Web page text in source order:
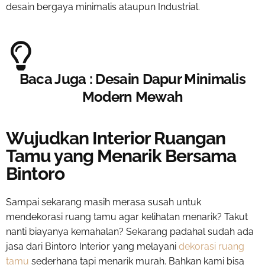
desain bergaya minimalis ataupun Industrial.
Baca Juga : Desain Dapur Minimalis
Modern Mewah
Wujudkan Interior Ruangan
Tamu yang Menarik Bersama
Bintoro
Sampai sekarang masih merasa susah untuk
mendekorasi ruang tamu agar kelihatan menarik? Takut
nanti biayanya kemahalan? Sekarang padahal sudah ada
jasa dari Bintoro Interior yang melayani dekorasi ruang
tamu sederhana tapi menarik murah. Bahkan kami bisa